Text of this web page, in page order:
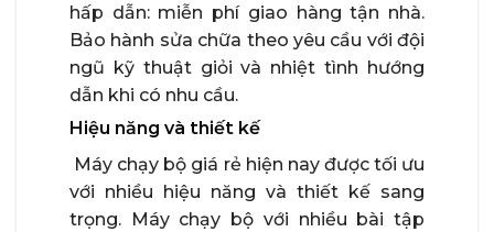
hấp dẫn: miễn phí giao hàng tận nhà.
Bảo hành sửa chữa theo yêu cầu với đội
ngũ kỹ thuật giỏi và nhiệt tình hướng
dẫn khi có nhu cầu.
Hiệu năng và thiết kế
Máy chạy bộ giá rẻ hiện nay được tối ưu
với nhiều hiệu năng và thiết kế sang
trọng. Máy chạy bộ với nhiều bài tập